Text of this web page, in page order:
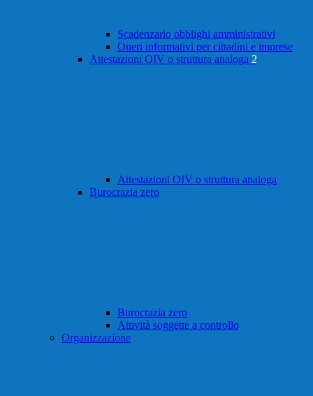
Scadenzario obblighi amministrativi
Oneri informativi per cittadini e imprese
Attestazioni OIV o struttura analoga 2
Attestazioni OIV o struttura analoga
Burocrazia zero
Burocrazia zero
Attività soggette a controllo
Organizzazione